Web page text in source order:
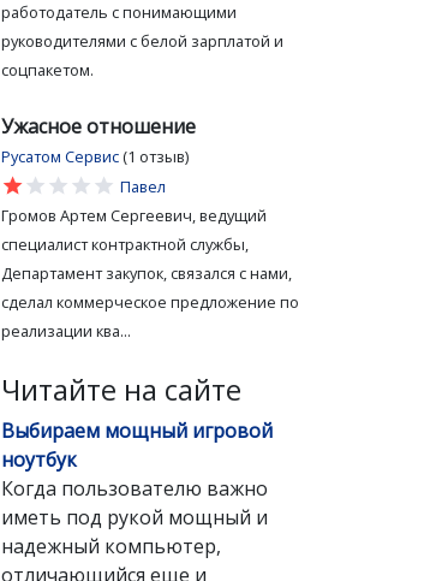
работодатель с понимающими
руководителями с белой зарплатой и
соцпакетом.
Ужасное отношение
Русатом Сервис (1 отзыв)
star
star
star
star
star
Павел
Громов Артем Сергеевич, ведущий
специалист контрактной службы,
Департамент закупок, связался с нами,
сделал коммерческое предложение по
реализации ква...
Читайте на сайте
Выбираем мощный игровой
ноутбук
Когда пользователю важно
иметь под рукой мощный и
надежный компьютер,
отличающийся еще и